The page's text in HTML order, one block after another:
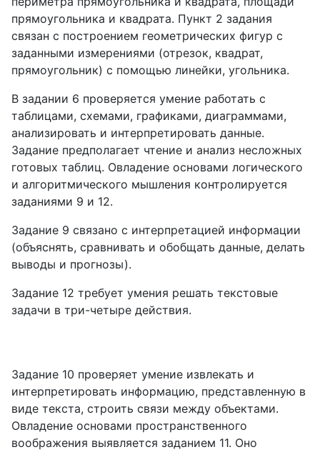
прямоугольника и квадрата. Пункт 2 задания
связан с построением геометрических фигур с
заданными измерениями (отрезок, квадрат,
прямоугольник) с помощью линейки, угольника.
В задании 6 проверяется умение работать с
таблицами, схемами, графиками, диаграммами,
анализировать и интерпретировать данные.
Задание предполагает чтение и анализ несложных
готовых таблиц. Овладение основами логического
и алгоритмического мышления контролируется
заданиями 9 и 12.
Задание 9 связано с интерпретацией информации
(объяснять, сравнивать и обобщать данные, делать
выводы и прогнозы).
Задание 12 требует умения решать текстовые
задачи в три-четыре действия.
Задание 10 проверяет умение извлекать и
интерпретировать информацию, представленную в
виде текста, строить связи между объектами.
Овладение основами пространственного
воображения выявляется заданием 11. Оно